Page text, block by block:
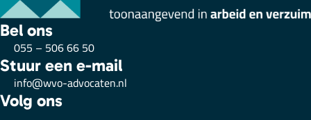
Bel ons
055 – 506 66 50
Stuur een e-mail
info@wvo-advocaten.nl
Volg ons